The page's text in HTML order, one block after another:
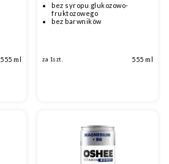
555 ml
bez syropu glukozowo-
fruktozowego
bez barwników
za 1szt. 555 ml